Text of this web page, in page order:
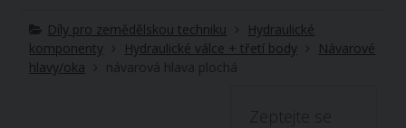
Díly pro zemědělskou techniku
Hydraulické
komponenty
Hydraulické válce + třetí body
Návarové
hlavy/oka
návarová hlava plochá
Zeptejte se